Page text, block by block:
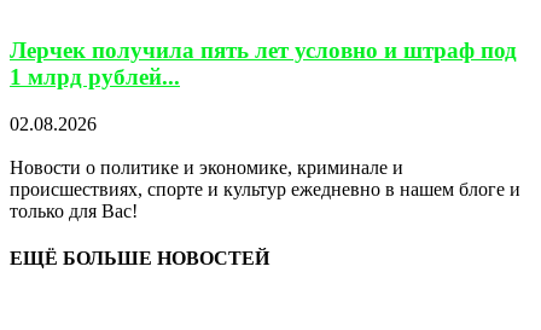
Лерчек получила пять лет условно и штраф под
1 млрд рублей...
02.08.2026
Новости о политике и экономике, криминале и
происшествиях, спорте и культур ежедневно в нашем блоге и
только для Вас!
ЕЩЁ БОЛЬШЕ НОВОСТЕЙ